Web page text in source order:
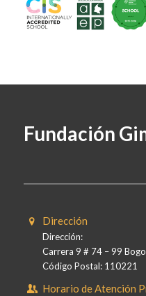
Fundación
Dirección
Dirección:
Carrera 9 # 74 – 99
Código Postal: 110221
Horario de Atención